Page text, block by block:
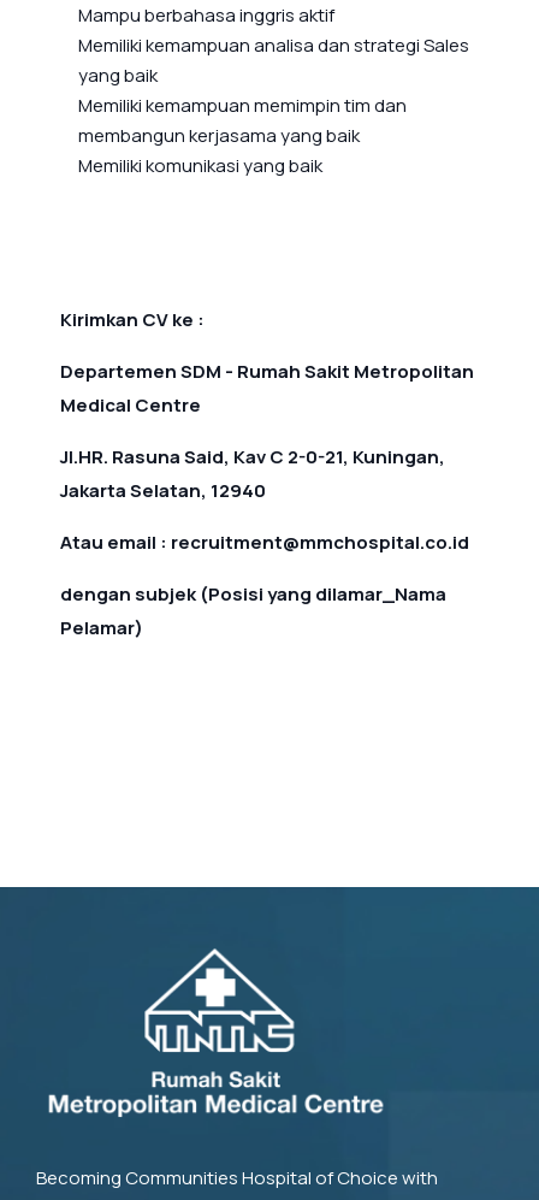
Mampu berbahasa inggris aktif
Memiliki kemampuan analisa dan strategi Sales
yang baik
Memiliki kemampuan memimpin tim dan
membangun kerjasama yang baik
Memiliki komunikasi yang baik
Kirimkan CV ke :
Departemen SDM - Rumah Sakit Metropolitan
Medical Centre
Jl.HR. Rasuna Said, Kav C 2-0-21, Kuningan,
Jakarta Selatan, 12940
Atau email : recruitment@mmchospital.co.id
dengan subjek (Posisi yang dilamar_Nama
Pelamar)
Becoming Communities Hospital of Choice with